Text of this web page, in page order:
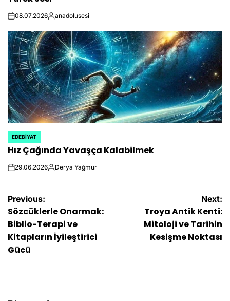
on08.07.2026Posted
anadolusesi
POSTED
IN
EDEBIYAT
Hız Çağında Yavaşça Kalabilmek
on29.06.2026Posted
Derya Yağmur
Yazı
gezinmesi
Previous:
Sözcüklerle Onarmak:
Biblio-Terapi ve
Kitapların İyileştirici
Gücü
Next:
Troya Antik Kenti:
Mitoloji ve Tarihin
Kesişme Noktası